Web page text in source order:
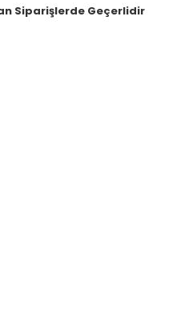
Siparişlerde Geçerlidir